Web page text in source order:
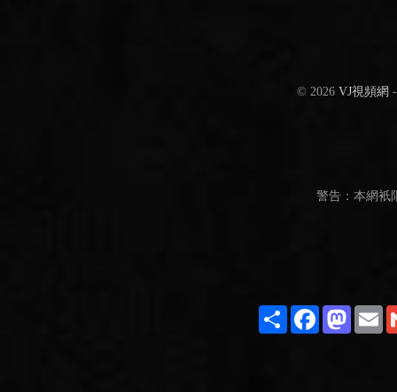
© 2026 VJ視頻網
警告：本網衹
ShareFacebook